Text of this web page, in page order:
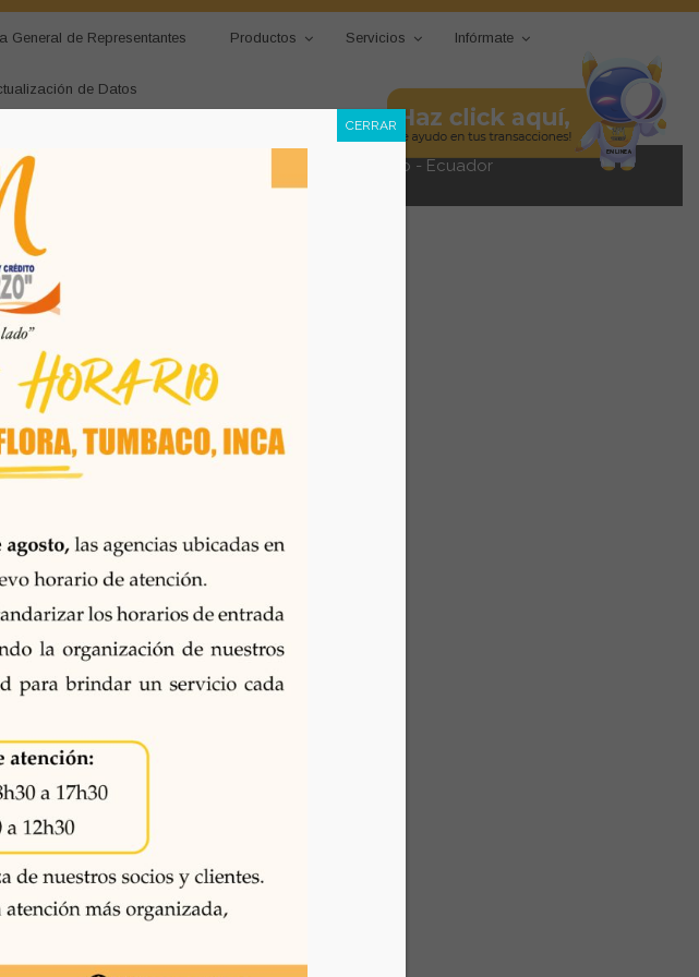
General de Representantes Productos Servicios Infórmate
de Datos
sin autorización. COAC 14 DE MARZO, 2026. Quito - Ecuador
CERRAR